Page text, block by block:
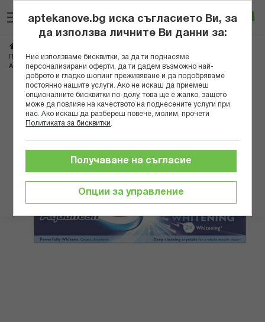
към
съдържанието
Вход
Пасти за зъби и избелване
АКВАФРЕШ ПАСТА ЗА ЗЪБИ ИНТЕНС ИЗБЕЛВАЩА 75МЛ
Преминете
края
галерията
изображенията
aptekanove.bg иска съгласието Ви, за
да използва личните Ви данни за:
Ние използваме бисквитки, за да ти поднасяме
персонализирани оферти, да ти дадем възможно най-
доброто и гладко шопинг преживяване и да подобряваме
постоянно нашите услуги. Ако не искаш да приемеш
опционалните бисквитки по-долу, това ще е жалко, защото
може да повлияе на качеството на поднесените услуги при
нас. Ако искаш да разбереш повече, молим, прочети
Политиката за бисквитки
Опции за управление
Получаване на съгласие